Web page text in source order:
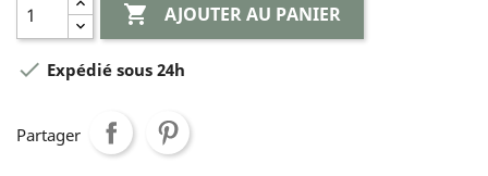
 AJOUTER AU PANIER
 Expédié sous 24h
Partager